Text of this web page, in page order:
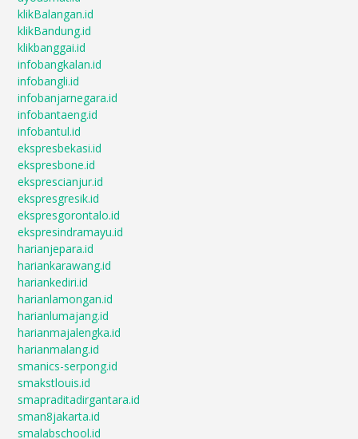
klikBalangan.id
klikBandung.id
klikbanggai.id
infobangkalan.id
infobangli.id
infobanjarnegara.id
infobantaeng.id
infobantul.id
ekspresbekasi.id
ekspresbone.id
eksprescianjur.id
ekspresgresik.id
ekspresgorontalo.id
ekspresindramayu.id
harianjepara.id
hariankarawang.id
hariankediri.id
harianlamongan.id
harianlumajang.id
harianmajalengka.id
harianmalang.id
smanics-serpong.id
smakstlouis.id
smapraditadirgantara.id
sman8jakarta.id
smalabschool.id